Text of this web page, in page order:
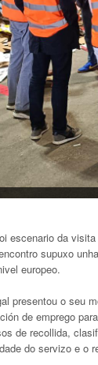
escenario da
supuxo
europeo.
presentou o seu
de emprego
de recollida,
do servizo e o